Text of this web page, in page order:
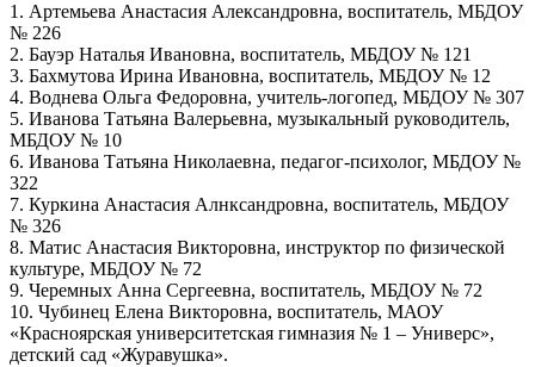
1. Артемьева Анастасия Александровна, воспитатель, МБДОУ
№ 226
2. Бауэр Наталья Ивановна, воспитатель, МБДОУ № 121
3. Бахмутова Ирина Ивановна, воспитатель, МБДОУ № 12
4. Воднева Ольга Федоровна, учитель-логопед, МБДОУ № 307
5. Иванова Татьяна Валерьевна, музыкальный руководитель,
МБДОУ № 10
6. Иванова Татьяна Николаевна, педагог-психолог, МБДОУ №
322
7. Куркина Анастасия Алнксандровна, воспитатель, МБДОУ
№ 326
8. Матис Анастасия Викторовна, инструктор по физической
культуре, МБДОУ № 72
9. Черемных Анна Сергеевна, воспитатель, МБДОУ № 72
10. Чубинец Елена Викторовна, воспитатель, МАОУ
«Красноярская университетская гимназия № 1 – Универс»,
детский сад «Журавушка».